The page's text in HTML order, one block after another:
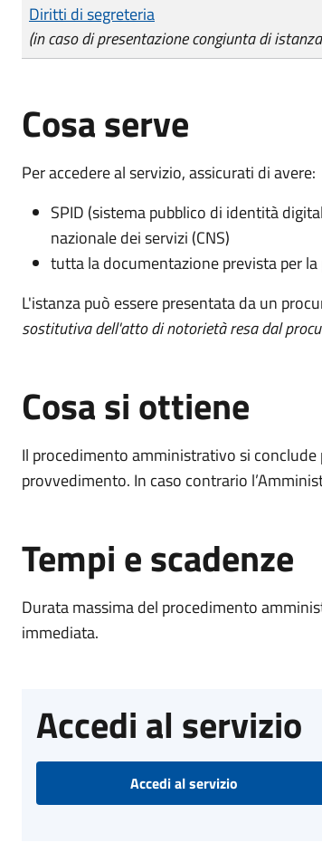
Diritti di segreteria
(in caso di presentazione congiunta di
Cosa serve
Per accedere al servizio, assicurati di avere:
SPID (sistema pubblico di identità
nazionale dei servizi (CNS)
tutta la documentazione prevista per
L'istanza può essere presentata da un
sostitutiva dell'atto di notorietà resa dal
Cosa si ottiene
Il procedimento amministrativo si
provvedimento. In caso contrario
Tempi e scadenze
Durata massima del procedimento
immediata.
Accedi al servizio
Accedi al servizio